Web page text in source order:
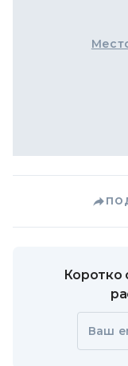
Коротко
Ваш